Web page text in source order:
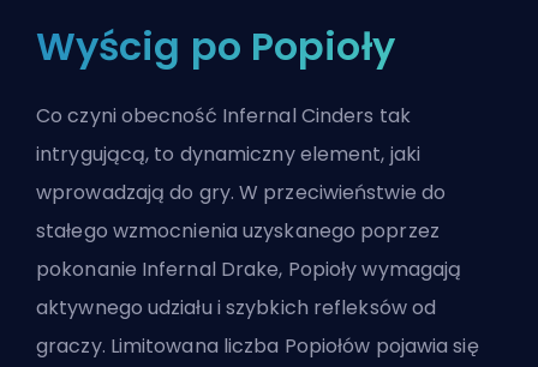
Wyścig po Popioły
Co czyni obecność Infernal Cinders tak
intrygującą, to dynamiczny element, jaki
wprowadzają do gry. W przeciwieństwie do
stałego wzmocnienia uzyskanego poprzez
pokonanie Infernal Drake, Popioły wymagają
aktywnego udziału i szybkich refleksów od
graczy. Limitowana liczba Popiołów pojawia się